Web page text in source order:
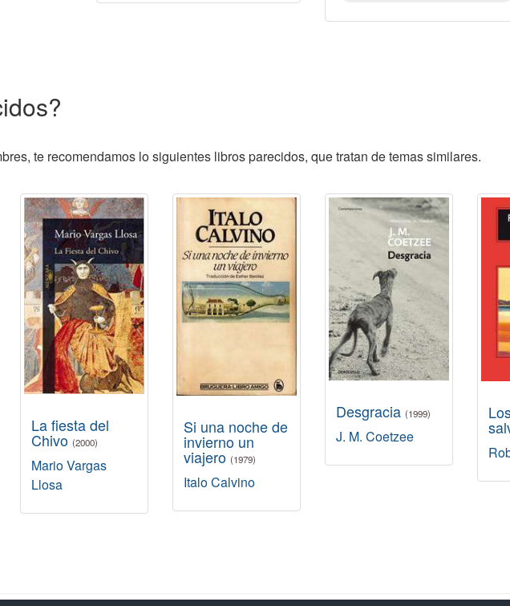
te recomendamos lo siguientes libros parecidos, que tratan de temas similares.
La fiesta del
Chivo (2000)
Mario Vargas
Llosa
Si una noche de
invierno un
viajero (1979)
Italo Calvino
Desgracia (1999)
J. M. Coetzee